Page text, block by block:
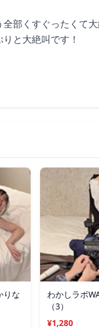
部くすぐったくて大
と大絶叫です！
りな
わかしラボ
（3）
¥1,280